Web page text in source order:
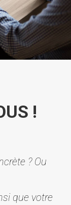
!
? Ou
que votre